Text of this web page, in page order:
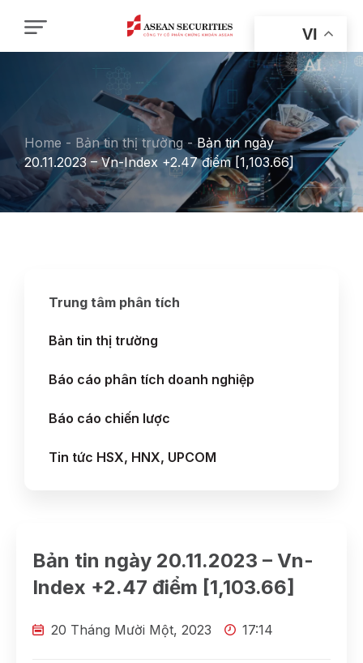
Home - Bản tin thị trường -Bản tin ngày
20.11.2023 – Vn-Index +2.47 điểm [1,103.66]
Trung tâm phân tích
Bản tin thị trường
Báo cáo phân tích doanh nghiệp
Báo cáo chiến lược
Tin tức HSX, HNX, UPCOM
Bản tin ngày 20.11.2023 – Vn-
Index +2.47 điểm [1,103.66]
20 Tháng Mười Một, 2023 17:14
VI